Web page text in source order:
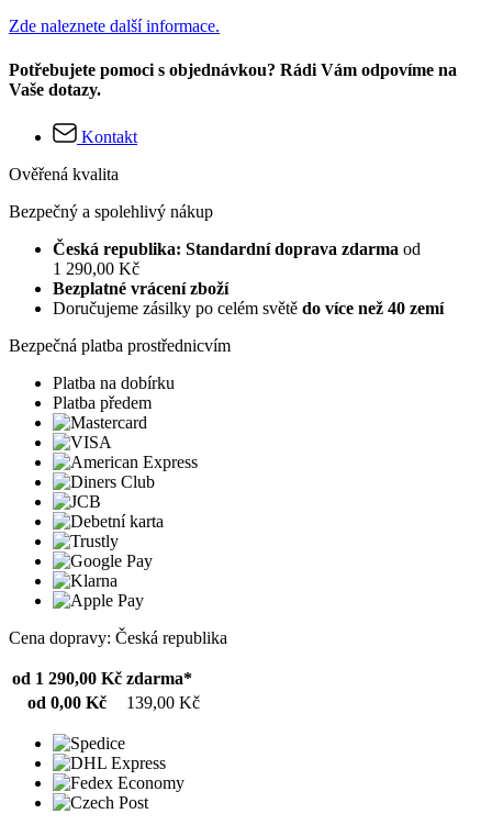
Zde naleznete další informace.
Potřebujete pomoci s objednávkou? Rádi Vám odpovíme na
Vaše dotazy.
Kontakt
Ověřená kvalita
Bezpečný a spolehlivý nákup
Česká republika: Standardní doprava zdarma od
1 290,00 Kč
Bezplatné vrácení zboží
Doručujeme zásilky po celém světě do více než 40 zemí
Bezpečná platba prostřednicvím
Platba na dobírku
Platba předem
Cena dopravy: Česká republika
od 1 290,00 Kč zdarma*
od 0,00 Kč
139,00 Kč